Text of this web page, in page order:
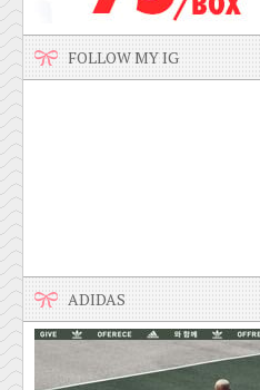
FOLLOW MY IG
ADIDAS